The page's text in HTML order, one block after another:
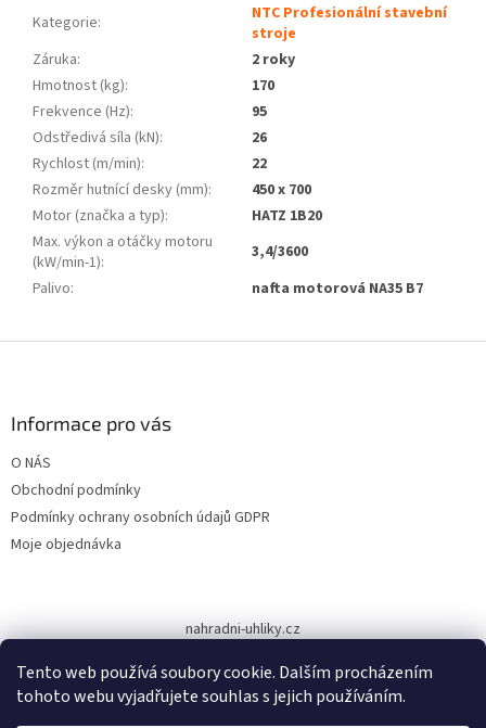
Tento web používá soubory cookie. Dalším procházením
tohoto webu vyjadřujete souhlas s jejich používáním.
Kategorie:
NTC Profesionální stavební
stroje
Záruka:
2 roky
Hmotnost (kg):
170
Frekvence (Hz):
95
Odstředivá síla (kN):
26
Rychlost (m/min):
22
Rozměr hutnící desky (mm):
450 x 700
Motor (značka a typ):
HATZ 1B20
Max. výkon a otáčky motoru
(kW/min-1):
3,4/3600
Palivo: nafta motorová NA35 B7
Informace pro vás
O NÁS
Obchodní podmínky
Podmínky ochrany osobních údajů GDPR
Moje objednávka
nahradni-uhliky.cz